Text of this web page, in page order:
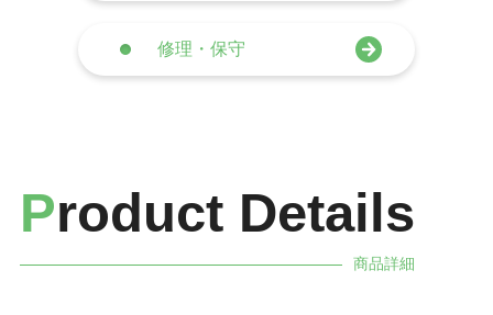
修理・保守
Product Details
商品詳細